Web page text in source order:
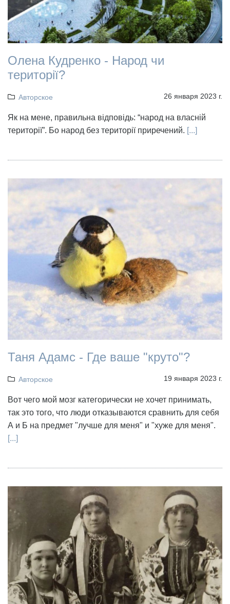
Олена Кудренко - Народ чи
території?
Авторское 26 января 2023 г.
Як на мене, правильна відповідь: “народ на власній
території”. Бо народ без території приречений. [...]
Таня Адамс - Где ваше "круто"?
Авторское 19 января 2023 г.
Вот чего мой мозг категорически не хочет принимать,
так это того, что люди отказываются сравнить для себя
А и Б на предмет "лучше для меня" и "хуже для меня".
[...]